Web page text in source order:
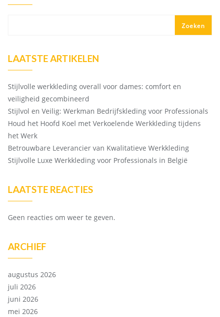
Zoeken
LAATSTE ARTIKELEN
Stijlvolle werkkleding overall voor dames: comfort en
veiligheid gecombineerd
Stijlvol en Veilig: Werkman Bedrijfskleding voor Professionals
Houd het Hoofd Koel met Verkoelende Werkkleding tijdens
het Werk
Betrouwbare Leverancier van Kwalitatieve Werkkleding
Stijlvolle Luxe Werkkleding voor Professionals in België
LAATSTE REACTIES
Geen reacties om weer te geven.
ARCHIEF
augustus 2026
juli 2026
juni 2026
mei 2026